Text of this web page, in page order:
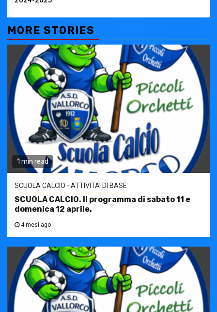
MORE STORIES
1 min read
SCUOLA CALCIO - ATTIVITA' DI BASE
SCUOLA CALCIO. Il programma di sabato 11 e
domenica 12 aprile.
4 mesi ago